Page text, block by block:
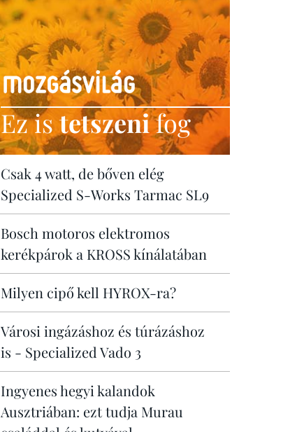
Ez istetszenifog
Csak 4 watt, de bőven elég
Specialized S-Works Tarmac SL9
Bosch motoros elektromos
kerékpárok a KROSS kínálatában
Milyen cipő kell HYROX-ra?
Városi ingázáshoz és túrázáshoz
is - Specialized Vado 3
Ingyenes hegyi kalandok
Ausztriában: ezt tudja Murau